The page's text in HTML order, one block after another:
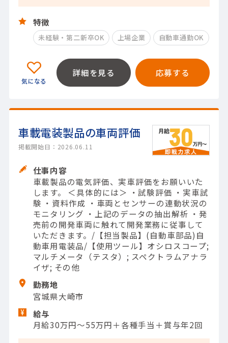
特徴
未経験・第二新卒OK 上場企業 自動車通勤OK
詳細を見る 応募する
車載電装製品の車両評価
掲載開始日：2026.06.11
仕事内容
車載製品の電気評価、実車評価をお願いいた
します。 ＜具体的には＞ ・試験評価 ・実車試
験 ・資料作成 ・車両とセンサーの連動状況の
モニタリング ・上記のデータの抽出解析 ・発
売前の開発車両に触れて開発業務に従事して
いただきます。/【担当製品】(自動車部品)自
動車用電装品/【使用ツール】オシロスコープ;
マルチメータ（テスタ）; スペクトラムアナラ
イザ; その他
勤務地
宮城県大崎市
給与
月給30万円～55万円＋各種手当＋賞与年2回